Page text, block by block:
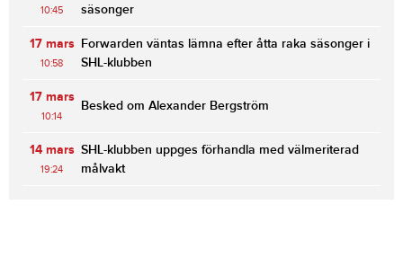
10:45
säsonger
17 mars
10:58
Forwarden väntas lämna efter åtta raka säsonger i
SHL-klubben
17 mars
10:14
Besked om Alexander Bergström
14 mars
19:24
SHL-klubben uppges förhandla med välmeriterad
målvakt